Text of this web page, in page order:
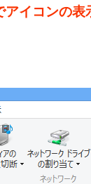
アイコンの